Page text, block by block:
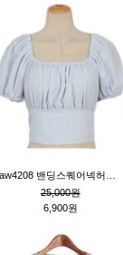
25,000원
6,900원